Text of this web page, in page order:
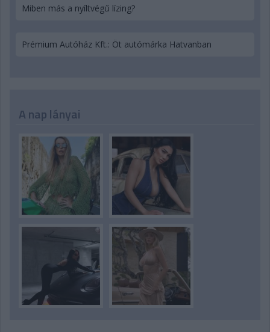
Miben más a nyíltvégű lízing?
Prémium Autóház Kft.: Öt autómárka Hatvanban
A nap lányai